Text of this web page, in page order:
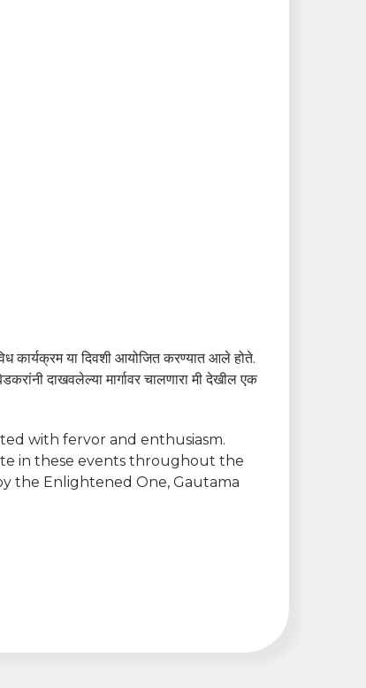
कार्यक्रम या दिवशी आयोजित करण्यात आले होते.
दाखवलेल्या मार्गावर चालणारा मी देखील एक
with fervor and enthusiasm.
in these events throughout the
the Enlightened One, Gautama